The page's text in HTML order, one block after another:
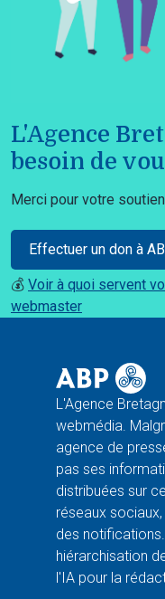
L'Agence
besoin de
Merci pour votre
Effectuer un don à
💰 Voir à quoi servent
webmaster
L'Agence
webmédia.
agence de
pas ses
distribuées sur
réseaux
des
hiérarchisation
l'IA pour la